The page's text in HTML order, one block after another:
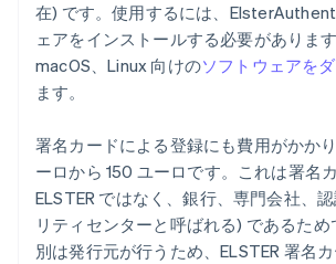
在) です。使用するには、
ェアをインストールする必要がありま
macOS、Linux 向けのソフトウェアを
ます。
署名カードによる登録にも費用がかか
ーロから 150 ユーロです。これは署名
ELSTER ではなく、銀行、専門会社、
リティセンターと呼ばれる) であるた
別は発行元が行うため、ELSTER 署名